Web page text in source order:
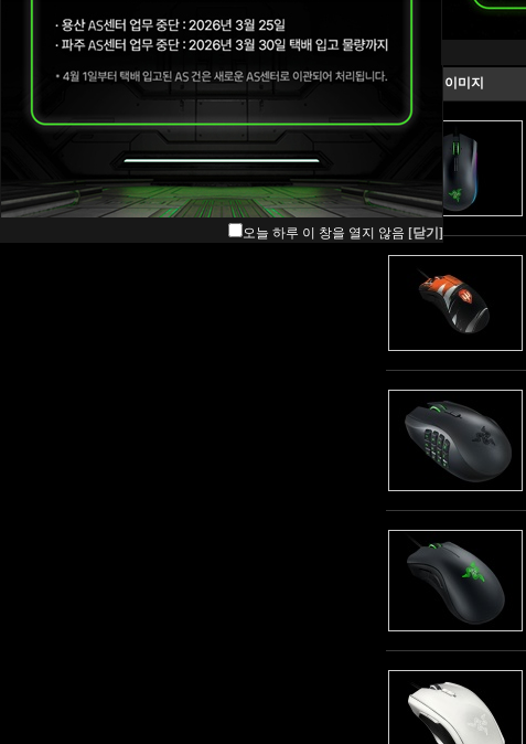
오늘 하루 이 창을 열지 않음 [닫기]
Mice
Mouse mat
Keyboards & Keypads
Audio
Wearables
이미지